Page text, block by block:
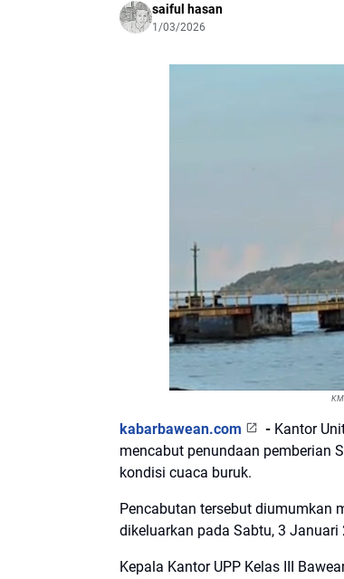
saiful hasan
1/03/2026
kabarbawean.com - Kantor
mencabut penundaan pemberian
kondisi cuaca buruk.
Pencabutan tersebut diumumkan
dikeluarkan pada Sabtu, 3 Januari
Kepala Kantor UPP Kelas III